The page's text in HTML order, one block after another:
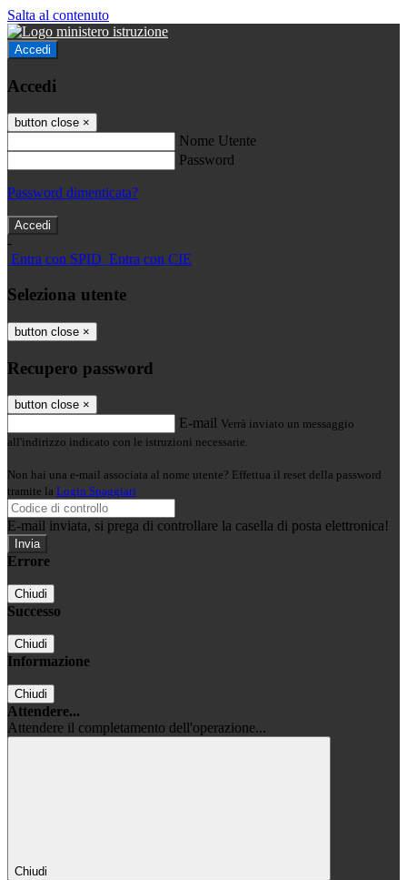
Salta al contenuto
Accedi
Accedi
button close ×
Nome Utente
Password
Password dimenticata?
-
Entra con SPID Entra con CIE
Seleziona utente
button close ×
Recupero password
button close ×
E-mail Verrà inviato un messaggio
all'indirizzo indicato con le istruzioni necessarie.
Non hai una e-mail associata al nome utente? Effettua il reset della password
tramite la Login Spaggiari
E-mail inviata, si prega di controllare la casella di posta elettronica!
Errore
Chiudi
Successo
Chiudi
Informazione
Chiudi
Attendere...
Attendere il completamento dell'operazione...
Chiudi